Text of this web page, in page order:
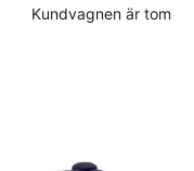
Kundvagnen är tom